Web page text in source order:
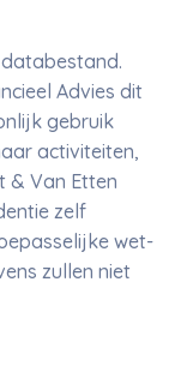
Advies dit
gebruik
activiteiten,
& Van Etten
zelf
wet-
zullen niet